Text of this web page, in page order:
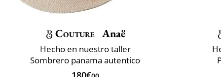
Couture Anaë
Hecho en nuestro taller
Sombrero panama autentico